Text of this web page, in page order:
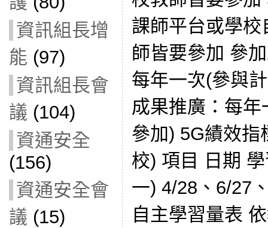
資訊組長增
能 (97)
資訊組長會
議 (104)
資通安全
(156)
資通安全會
議 (15)
課師平台或學
師皆要參加 參
每年一次(參與
成果推廣：每
參加) 5G績效指
校) 項目 日期
一) 4/28、6/27
自主學習量表